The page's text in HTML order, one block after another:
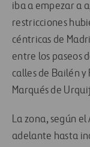
iba a empezar a
restricciones
céntricas de
entre los paseos
calles de Bailén y
Marqués de
La zona, según
adelante hasta